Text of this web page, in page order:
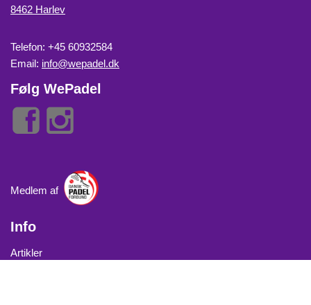
8462 Harlev
Telefon: +45 60932584
Email: info@wepadel.dk
Følg WePadel
Medlem af
Info
Artikler